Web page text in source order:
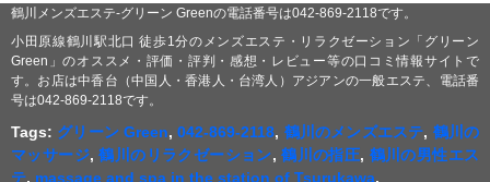
鶴川メンズエステ-グリーン Greenの電話番号は042-869-2118です。
小田原線鶴川駅北口 徒歩1分のメンズエステ・リラクゼーション「グリーン
Green」のオススメ・評価・評判・感想・レビュー等の口コミ情報サイトで
す。お店は中香台（中国人・香港人・台湾人）アジアンの一般エステ、電話番
号は042-869-2118です。
Tags: グリーン Green,042-869-2118, 鶴川のメンズエステ, 鶴川の
マッサージ,鶴川のリラクゼーション,鶴川の指圧, 鶴川の男性エス
テ, massage and spa in the station of Tsurukawa,